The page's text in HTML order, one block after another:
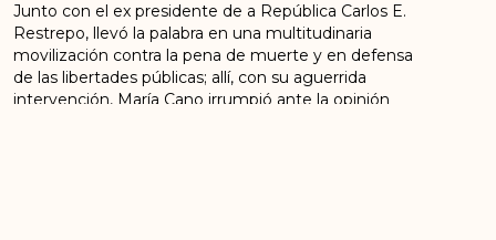
Junto con el ex presidente de a República Carlos E.
Restrepo, llevó la palabra en una multitudinaria
movilización contra la pena de muerte y en defensa
de las libertades públicas; allí, con su aguerrida
intervención, María Cano irrumpió ante la opinión